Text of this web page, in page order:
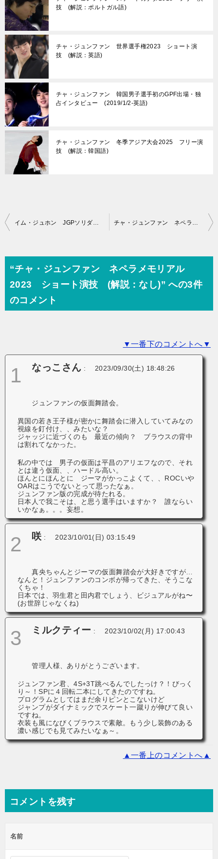
技 (解説：ポルトガル語)
チャ・ジュンファン 世界選手権2023 ショート演
技 (解説：英語)
チャ・ジュンファン 韓国男子選手初のGPF出場・独
占インタビュー (2019/1/2-英語)
チャ・ジュンファン 冬季アジア大会2025 フリー演
技 (解説：韓国語)
投
ビ
ゲ
ー
イム・ジュホン JGPソリダリティ杯2023 ショート演技 (解説：英語 ) チャ・ジュンファン ネペラメモリアル2023 フリー演技 (解説：なし)
“チャ・ジュンファン ネペラメモリアル
2023 ショート演技 (解説：なし)” への3件
のコメント
▼一番下のコメントへ▼
1 なっこさん : 2023/09/30(土) 18:48:26
ジュンファンの仮面舞踏会。
異国の若き王子様が密かに舞踏会に潜入していてみなの
視線を釘付け、、みたいな？
ジャッジに近づくのも 最近の傾向？ ブラウスの背中
は割れてなかった。
私の中では 男子の仮面は平昌のアリエフなので、それ
とは違う仮面、、ハードル高い。
ほんとにほんとに ジーマがかっこよくて、、ROCいや
OARはこうでないとって思ったなぁ。
ジュンファン版の完成が待たれる。
日本人で我こそは、と思う選手はいますか？ 誰ならい
いかなぁ。。。妄想。
2 咲 : 2023/10/01(日) 03:15:49
真央ちゃんとジーマの仮面舞踏会が大好きですが…
なんと！ジュンファンのコンボが帰ってきた、そうこな
くちゃ！
日本では、羽生君と田内君でしょう、ビジュアルがね〜
(お世辞じゃなくね)
3 ミルクティー : 2023/10/02(月) 17:00:43
管理人様、ありがとうございます。
ジュンファン君、4S+3T跳べるんでしたっけ？！びっく
り～！SPに４回転二本にしてきたのですね。
プログラムとしてはまだ余りピンとこないけど
ジャンプがダイナミックでスケート一蹴りが伸びて良い
ですね。
衣装も風になびくブラウスで素敵。もう少し装飾のある
濃い感じでも見てみたいなぁ～。
▲一番上のコメントへ▲
コメントを残す
名前